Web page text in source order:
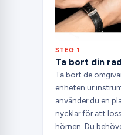
STEG 1
Ta bort din
Ta bort de
enheten ur
använder du en
nycklar för att
hörnen. Du